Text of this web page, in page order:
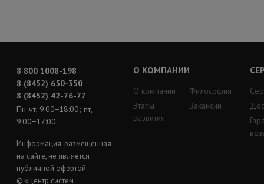
8 800 1008-198
8 (8452) 650-350
8 (8452) 42-76-77
Пн-чт, 9:00−18:00; пт,
9:00−17:00
Информация, размещенная
на сайте, не является
публичной офертой
© «Центр систем
О КОМПАНИИ
О компании
Этапы
развития
Философия
Вакансии